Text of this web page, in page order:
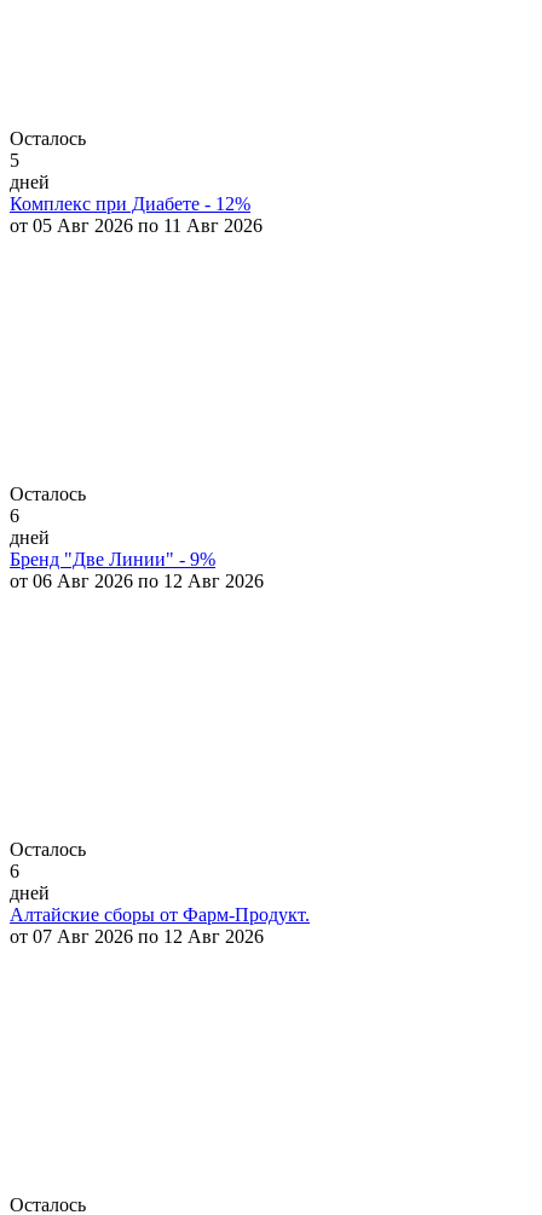
Осталось
5
дней
Комплекс при Диабете - 12%
от 05 Авг 2026 по 11 Авг 2026
Осталось
6
дней
Бренд "Две Линии" - 9%
от 06 Авг 2026 по 12 Авг 2026
Осталось
6
дней
Алтайские сборы от Фарм-Продукт.
от 07 Авг 2026 по 12 Авг 2026
Осталось